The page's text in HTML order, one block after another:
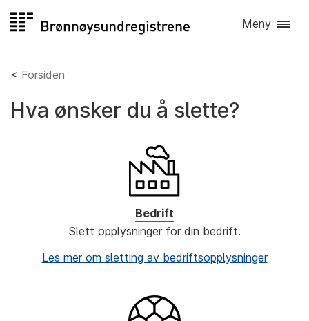
til
Meny
Forsiden
Hva ønsker du å slette?
Bedrift
Slett opplysninger for din bedrift.
Les mer om sletting av bedriftsopplysninger